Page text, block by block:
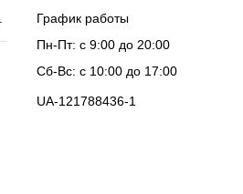
График работы
Пн-Пт: с 9:00 до 20:00
Сб-Вс: с 10:00 до 17:00
UA-121788436-1